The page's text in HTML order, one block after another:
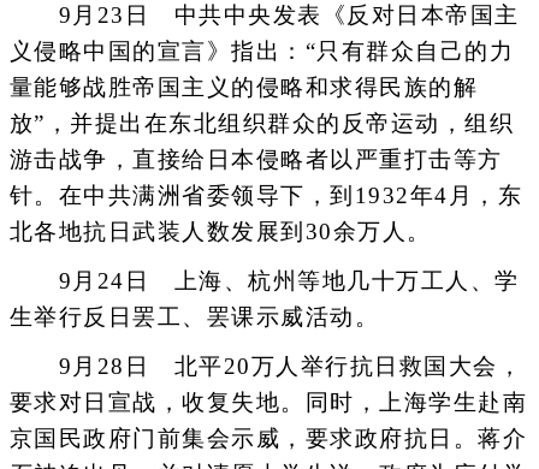
9月23日 中共中央发表《反对日本帝国主
义侵略中国的宣言》指出：“只有群众自己的力
量能够战胜帝国主义的侵略和求得民族的解
放”，并提出在东北组织群众的反帝运动，组织
游击战争，直接给日本侵略者以严重打击等方
针。在中共满洲省委领导下，到1932年4月，东
北各地抗日武装人数发展到30余万人。
9月24日 上海、杭州等地几十万工人、学
生举行反日罢工、罢课示威活动。
9月28日 北平20万人举行抗日救国大会，
要求对日宣战，收复失地。同时，上海学生赴南
京国民政府门前集会示威，要求政府抗日。蒋介